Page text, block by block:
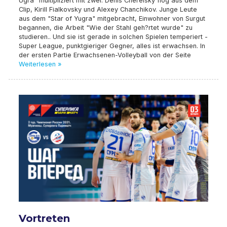
Clip, Kirill Fialkovsky und Alexey Chanchikov. Junge Leute
aus dem "Star of Yugra" mitgebracht, Einwohner von Surgut
begannen, die Arbeit "Wie der Stahl geh?rtet wurde" zu
studieren.. Und sie ist gerade in solchen Spielen temperiert -
Super League, punktgieriger Gegner, alles ist erwachsen. In
der ersten Partie Erwachsenen-Volleyball von der Seite
Weiterlesen »
Vortreten